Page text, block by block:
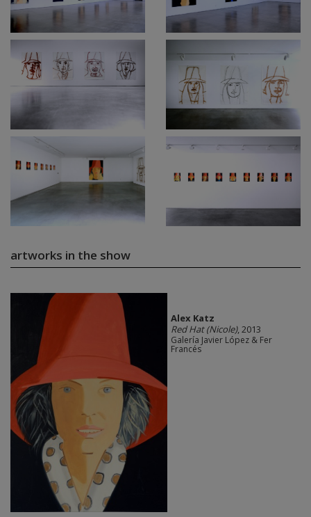
artworks in the show
Alex Katz
Red Hat (Nicole), 2013
Galería Javier López & Fer
Francés